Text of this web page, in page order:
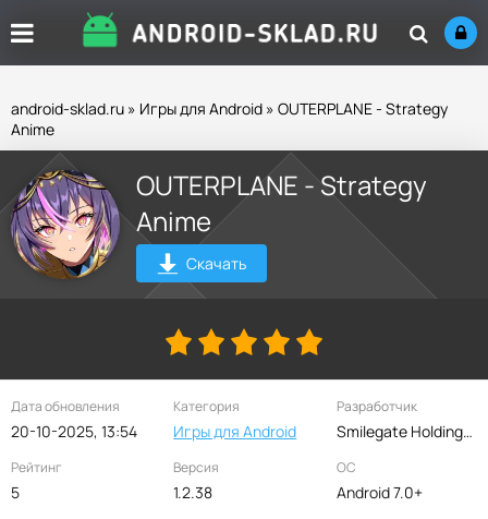
android-sklad.ru » Игры для Android » OUTERPLANE - Strategy
Anime
OUTERPLANE - Strategy
Anime
Скачать
Дата обновления
20-10-2025, 13:54
Категория
Игры для Android
Разработчик
Smilegate Holdings, Inc
Рейтинг
5
Версия
1.2.38
ОС
Android 7.0+